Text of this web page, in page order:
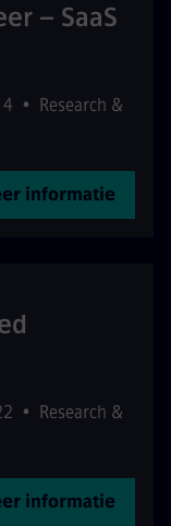
– SaaS
• Research &
informatie
• Research &
informatie